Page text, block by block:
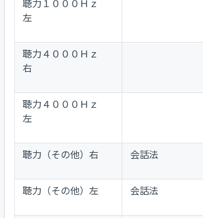
左
聴力４０００Ｈｚ
右
聴力４０００Ｈｚ
左
聴力（その他）右 会話法
聴力（その他）左
会話法